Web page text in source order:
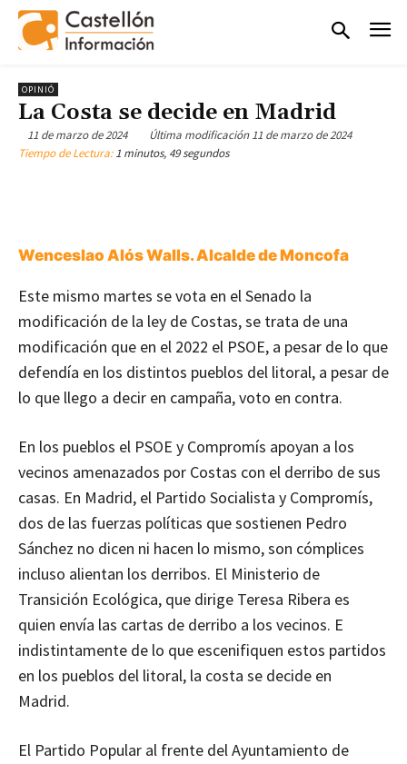
OPINIÓ
La Costa se decide en Madrid
11 de marzo de 2024 Última modificación 11 de marzo de 2024
Tiempo de Lectura:1 minutos, 49 segundos
Wenceslao Alós Walls. Alcalde de Moncofa
Este mismo martes se vota en el Senado la
modificación de la ley de Costas, se trata de una
modificación que en el 2022 el PSOE, a pesar de lo que
defendía en los distintos pueblos del litoral, a pesar de
lo que llego a decir en campaña, voto en contra.
En los pueblos el PSOE y Compromís apoyan a los
vecinos amenazados por Costas con el derribo de sus
casas. En Madrid, el Partido Socialista y Compromís,
dos de las fuerzas políticas que sostienen Pedro
Sánchez no dicen ni hacen lo mismo, son cómplices
incluso alientan los derribos. El Ministerio de
Transición Ecológica, que dirige Teresa Ribera es
quien envía las cartas de derribo a los vecinos. E
indistintamente de lo que escenifiquen estos partidos
en los pueblos del litoral, la costa se decide en
Madrid.
El Partido Popular al frente del Ayuntamiento de